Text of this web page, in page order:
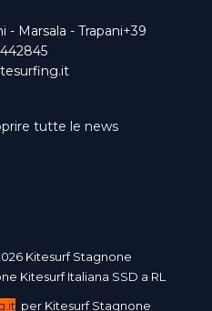
- Marsala - Trapani+39
tutte le news
Kitesurf Stagnone
Kitesurf Italiana SSD a RL
per Kitesurf Stagnone